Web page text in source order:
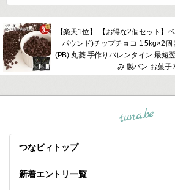
【楽天1位】 【お得な2個セット】
パウンド)チップチョコ 1.5kg×2
(PB) 丸菱 手作りバレンタイン 最短
み 製パン お菓子
tuna.be
つなビィトップ
新着エントリ一覧